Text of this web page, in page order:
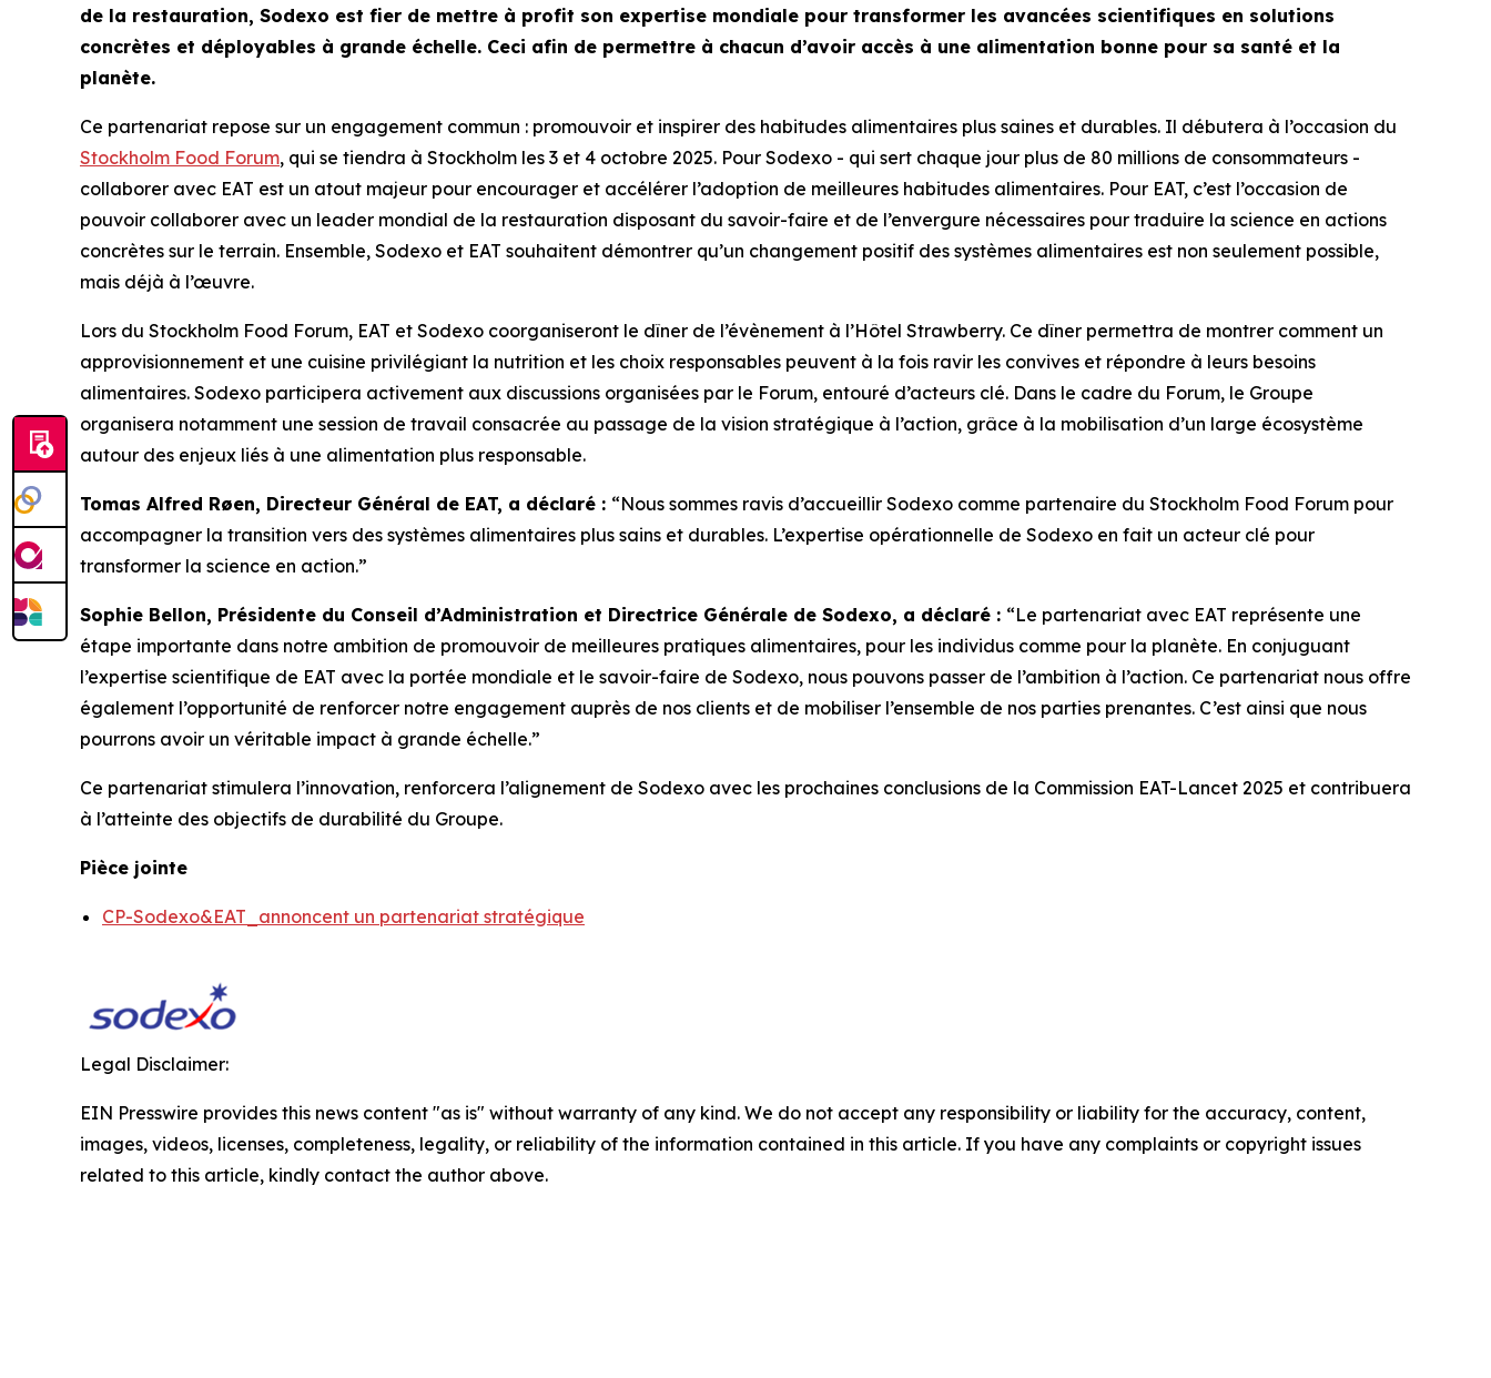
de la restauration, Sodexo est fier de mettre à profit son expertise mondiale pour transformer les avancées scientifiques en solutions
concrètes et déployables à grande échelle. Ceci afin de permettre à chacun d’avoir accès à une alimentation bonne pour sa santé et la
planète.
Ce partenariat repose sur un engagement commun : promouvoir et inspirer des habitudes alimentaires plus saines et durables. Il débutera à l’occasion du
Stockholm Food Forum, qui se tiendra à Stockholm les 3 et 4 octobre 2025. Pour Sodexo - qui sert chaque jour plus de 80 millions de consommateurs -
collaborer avec EAT est un atout majeur pour encourager et accélérer l’adoption de meilleures habitudes alimentaires. Pour EAT, c’est l’occasion de
pouvoir collaborer avec un leader mondial de la restauration disposant du savoir-faire et de l’envergure nécessaires pour traduire la science en actions
concrètes sur le terrain. Ensemble, Sodexo et EAT souhaitent démontrer qu’un changement positif des systèmes alimentaires est non seulement possible,
mais déjà à l’œuvre.
Lors du Stockholm Food Forum, EAT et Sodexo coorganiseront le dîner de l’évènement à l’Hôtel Strawberry. Ce dîner permettra de montrer comment un
approvisionnement et une cuisine privilégiant la nutrition et les choix responsables peuvent à la fois ravir les convives et répondre à leurs besoins
alimentaires. Sodexo participera activement aux discussions organisées par le Forum, entouré d’acteurs clé. Dans le cadre du Forum, le Groupe
organisera notamment une session de travail consacrée au passage de la vision stratégique à l’action, grâce à la mobilisation d’un large écosystème
autour des enjeux liés à une alimentation plus responsable.
Tomas Alfred Røen, Directeur Général de EAT, a déclaré : “Nous sommes ravis d’accueillir Sodexo comme partenaire du Stockholm Food Forum pour
accompagner la transition vers des systèmes alimentaires plus sains et durables. L’expertise opérationnelle de Sodexo en fait un acteur clé pour
transformer la science en action.”
Sophie Bellon, Présidente du Conseil d’Administration et Directrice Générale de Sodexo, a déclaré : “Le partenariat avec EAT représente une
étape importante dans notre ambition de promouvoir de meilleures pratiques alimentaires, pour les individus comme pour la planète. En conjuguant
l’expertise scientifique de EAT avec la portée mondiale et le savoir-faire de Sodexo, nous pouvons passer de l’ambition à l’action. Ce partenariat nous offre
également l’opportunité de renforcer notre engagement auprès de nos clients et de mobiliser l’ensemble de nos parties prenantes. C’est ainsi que nous
pourrons avoir un véritable impact à grande échelle.”
Ce partenariat stimulera l’innovation, renforcera l’alignement de Sodexo avec les prochaines conclusions de la Commission EAT-Lancet 2025 et contribuera
à l’atteinte des objectifs de durabilité du Groupe.
Pièce jointe
CP-Sodexo&EAT_annoncent un partenariat stratégique
Legal Disclaimer:
EIN Presswire provides this news content "as is" without warranty of any kind. We do not accept any responsibility or liability for the accuracy, content,
images, videos, licenses, completeness, legality, or reliability of the information contained in this article. If you have any complaints or copyright issues
related to this article, kindly contact the author above.